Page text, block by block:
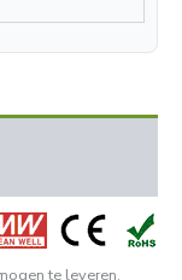
te leveren.